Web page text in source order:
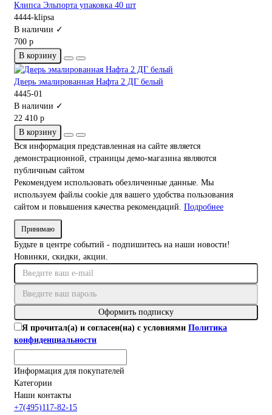
Клипса Эльпорта упаковка 40 шт
4444-klipsa
В наличии ✓
700 р
В корзину
Дверь эмалированная Нафта 2 ДГ белый
4445-01
В наличии ✓
22 410 р
В корзину
Вся информация представленная на сайте является
демонстрационной, страницы демо-магазина являются
публичным сайтом
Рекомендуем использовать обезличенные данные. Мы
используем файлы cookie для вашего удобства пользования
сайтом и повышения качества рекомендаций. Подробнее
Принимаю
Будьте в центре событий - подпишитесь на наши новости!
Новинки, скидки, акции.
Оформить подписку
Я прочитал(а) и согласен(на) с условиями Политика
конфиденциальности
Информация для покупателей
Категории
Наши контакты
+7(495)117-82-15